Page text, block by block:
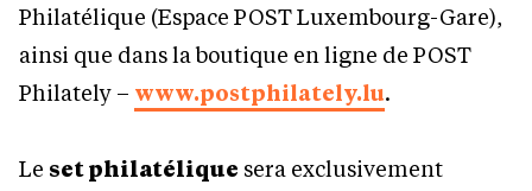
Philatélique (Espace POST Luxembourg-Gare),
ainsi que dans la boutique en ligne de POST
Philately – www.postphilately.lu.
Le set philatélique sera exclusivement